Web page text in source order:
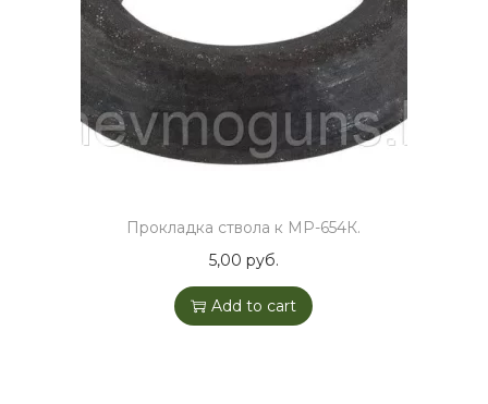
Прокладка ствола к МР-654К.
5,00 руб.
Add to cart